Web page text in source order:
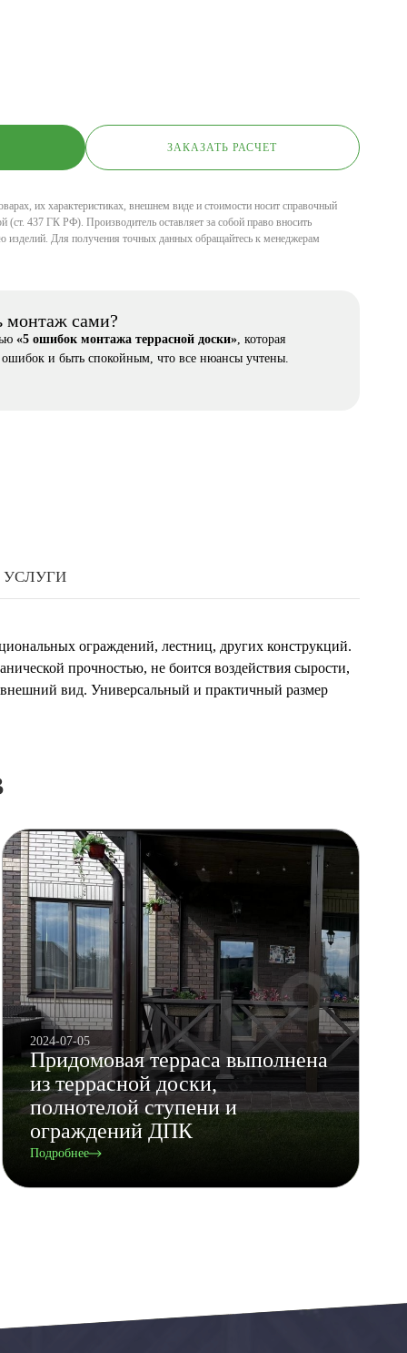
ЗАКАЗАТЬ РАСЧЕТ
их характеристиках, внешнем виде и стоимости носит справочный
(ст. 437 ГК РФ). Производитель оставляет за собой право вносить
изделий. Для получения точных данных обращайтесь к менеджерам
монтаж сами?
«5 ошибок монтажа террасной доски», которая
и быть спокойным, что все нюансы учтены.
УСЛУГИ
ограждений, лестниц, других конструкций.
прочностью, не боится воздействия сырости,
вид. Универсальный и практичный размер
2024-07-05
Придомовая терраса выполнена
из террасной доски,
полнотелой ступени и
ограждений ДПК
Подробнее